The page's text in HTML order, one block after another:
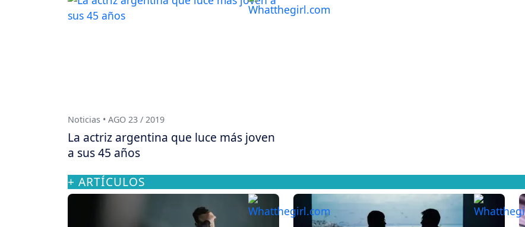
Noticias • AGO 23 / 2019
La actriz argentina que luce más joven
a sus 45 años
+ ARTÍCULOS